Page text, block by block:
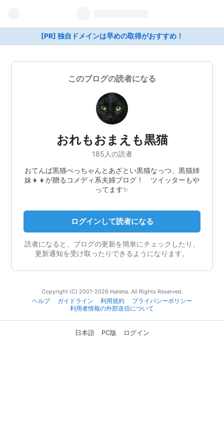
[PR] 独自ドメインは早めの取得がおすすめ！
このブログの読者になる
おれもおまえも黒猫
185人の読者
おてんば黒猫ぺっちゃんとあざとい黒猫なっつ、黒猫姉
妹👧👧が贈るコメディ系夫婦ブログ！ ツイッターもや
ってます✨
ログインして読者になる
読者になると、ブログの更新を簡単にチェックしたり、
更新通知を受け取ったりできるようになります。
Copyright (C) 2001-2026 Hatena. All Rights Reserved.
ヘルプ
ガイドライン 利用規約
プライバシーポリシー
利用者情報の外部送信について
日本語 PC版 ログイン